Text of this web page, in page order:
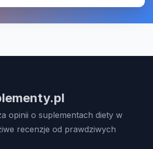
opinii o suplementach diety w
recenzje od prawdziwych